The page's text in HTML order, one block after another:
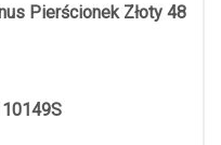
Pierścionek Złoty 48